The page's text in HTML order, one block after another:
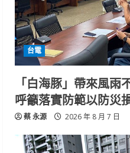
台電
「白海豚」帶來風
呼籲落實防範以防災
蔡 永源 2026 年 8 月 7 日